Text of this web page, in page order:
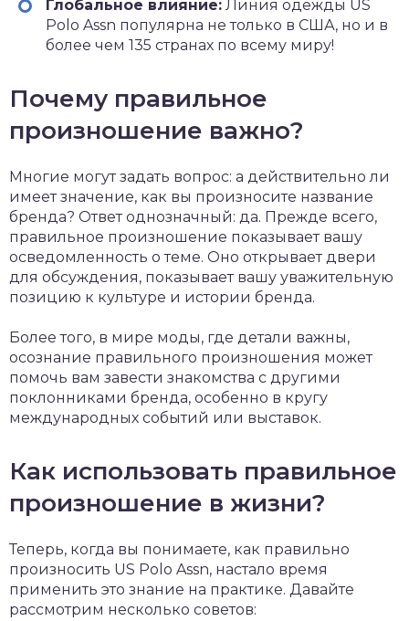
Глобальное влияние: Линия одежды US
Polo Assn популярна не только в США, но и в
более чем 135 странах по всему миру!
Почему правильное
произношение важно?
Многие могут задать вопрос: а действительно ли
имеет значение, как вы произносите название
бренда? Ответ однозначный: да. Прежде всего,
правильное произношение показывает вашу
осведомленность о теме. Оно открывает двери
для обсуждения, показывает вашу уважительную
позицию к культуре и истории бренда.
Более того, в мире моды, где детали важны,
осознание правильного произношения может
помочь вам завести знакомства с другими
поклонниками бренда, особенно в кругу
международных событий или выставок.
Как использовать правильное
произношение в жизни?
Теперь, когда вы понимаете, как правильно
произносить US Polo Assn, настало время
применить это знание на практике. Давайте
рассмотрим несколько советов: